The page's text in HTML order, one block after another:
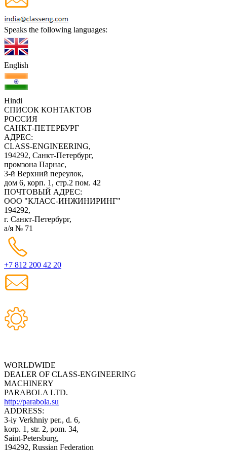
Speaks the following languages:
English
Hindi
СПИСОК КОНТАКТОВ
РОССИЯ
САНКТ-ПЕТЕРБУРГ
АДРЕС:
CLASS-ENGINEERING,
194292, Санкт-Петербург,
промзона Парнас,
3-й Верхний переулок,
дом 6, корп. 1, стр.2 пом. 42
ПОЧТОВЫЙ АДРЕС:
ООО "КЛАСС-ИНЖИНИРИНГ"
194292,
г. Санкт-Петербург,
а/я № 71
+7 812 200 42 20
WORLDWIDE
DEALER OF CLASS-ENGINEERING
MACHINERY
PARABOLA LTD.
http://parabola.su
ADDRESS:
3-iy Verkhniy per., d. 6,
korp. 1, str. 2, pom. 34,
Saint-Petersburg,
194292, Russian Federation